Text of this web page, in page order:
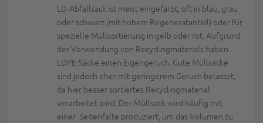
LD-Abfallsack ist meist eingefärbt, oft in blau, grau
oder schwarz (mit hohem Regeneratanteil) oder für
spezielle Müllsortierung in gelb oder rot. Aufgrund
der Verwendung von Recyclingmaterials haben
LDPE-Säcke einen Eigengeruch. Gute Müllsäcke
sind jedoch eher mit geringerem Geruch belastet,
da hier besser sortiertes Recyclingmaterial
verarbeitet wird. Der Müllsack wird häufig mit
einer Seitenfalte produziert, um das Volumen zu